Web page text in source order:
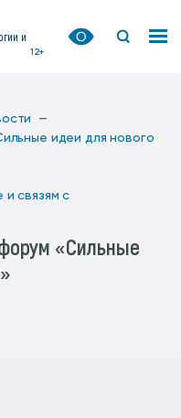
и
12+
—
идеи для нового
связям с
«Сильные